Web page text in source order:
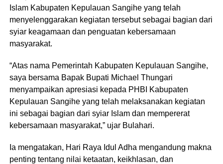
Islam Kabupaten Kepulauan Sangihe yang telah
menyelenggarakan kegiatan tersebut sebagai bagian dari
syiar keagamaan dan penguatan kebersamaan
masyarakat.
“Atas nama Pemerintah Kabupaten Kepulauan Sangihe,
saya bersama Bapak Bupati Michael Thungari
menyampaikan apresiasi kepada PHBI Kabupaten
Kepulauan Sangihe yang telah melaksanakan kegiatan
ini sebagai bagian dari syiar Islam dan mempererat
kebersamaan masyarakat,” ujar Bulahari.
Ia mengatakan, Hari Raya Idul Adha mengandung makna
penting tentang nilai ketaatan, keikhlasan, dan